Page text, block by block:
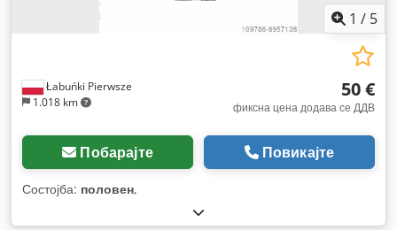
1 / 5
Łabuńki Pierwsze
1.018 km
50 €
фиксна цена додава се ДДВ
Побарајте Повикајте
Состојба: половен,